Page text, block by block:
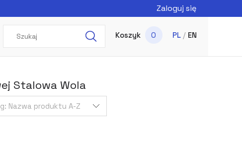
Zaloguj się
PL/ EN
Koszyk 0
Stalowa Wola
Nazwa produktu A-Z